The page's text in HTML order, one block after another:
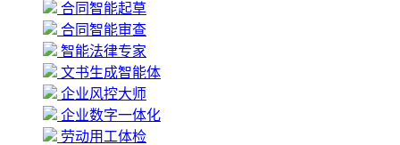
合同智能起草
合同智能审查
智能法律专家
文书生成智能体
企业风控大师
企业数字一体化
劳动用工体检